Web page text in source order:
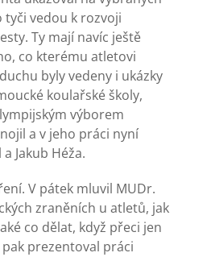
tyči vedou k rozvoji
Ty mají navíc ještě
co kterému atletovi
byly vedeny i ukázky
koulařské školy,
výborem
a v jeho práci nyní
Jakub Héža.
V pátek mluvil MUDr.
zraněních u atletů, jak
co dělat, když přeci jen
prezentoval práci